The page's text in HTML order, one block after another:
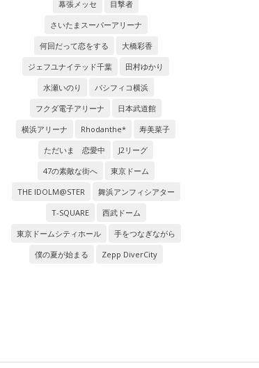
幕張メッセ
目撃者
さいたまスーパーアリーナ
何回だって恋をする
大橋彩香
ジェフユナイテッド千葉
田村ゆかり
水瀬いのり
パシフィコ横浜
フクダ電子アリーナ
日本武道館
横浜アリーナ
Rhodanthe*
寿美菜子
ただいま 恋愛中
J2リーグ
47の素敵な街へ
東京ドーム
THE IDOLM@STER
舞浜アンフィシアター
T-SQUARE
西武ドーム
東京ドームシティホール
手をつなぎながら
僕の夏が始まる
Zepp DiverCity